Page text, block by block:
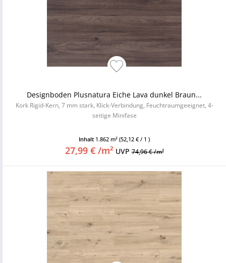
Designboden Plusnatura Eiche Lava dunkel Braun...
Kork Rigid-Kern, 7 mm stark, Klick-Verbindung, Feuchtraumgeeignet, 4-
seitige Minifase
Inhalt 1.862 m² (52,12 € / 1 )
27,99 € /m² UVP74,96 € /m²